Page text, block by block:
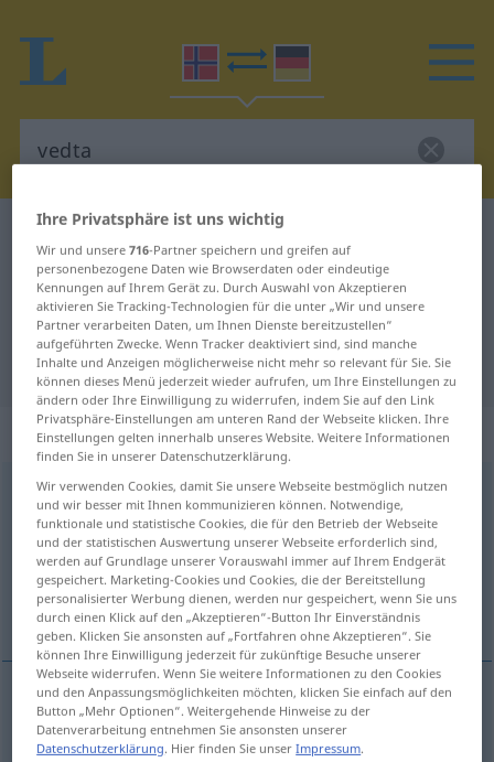
Norwegisch-Deutsch Wörterbuch
Norwegisch-Deutsch Übersetzung
für "vedta"
"vedta" Deutsch Übersetzung
„vedta“: starkes Verb
vedtast
Übersicht aller Übersetzungen
(Für mehr Details die Übersetzung anklicken/antippen)
beschließen, annehmen
beschließen vedta
Ihre Privatsphäre ist uns wichtig
Wir und unsere716-Partner speichern und greifen auf
personenbezogene Daten wie Browserdaten oder eindeutige
Kennungen auf Ihrem Gerät zu. Durch Auswahl von Akzeptieren
aktivieren Sie Tracking-Technologien für die unter „Wir und unsere
Partner verarbeiten Daten, um Ihnen Dienste bereitzustellen“
aufgeführten Zwecke. Wenn Tracker deaktiviert sind, sind manche
Inhalte und Anzeigen möglicherweise nicht mehr so relevant für Sie. Sie
können dieses Menü jederzeit wieder aufrufen, um Ihre Einstellungen zu
ändern oder Ihre Einwilligung zu widerrufen, indem Sie auf den Link
Privatsphäre-Einstellungen am unteren Rand der Webseite klicken. Ihre
Einstellungen gelten innerhalb unseres Website. Weitere Informationen
finden Sie in unserer Datenschutzerklärung.
Wir verwenden Cookies, damit Sie unsere Webseite bestmöglich nutzen
und wir besser mit Ihnen kommunizieren können. Notwendige,
funktionale und statistische Cookies, die für den Betrieb der Webseite
und der statistischen Auswertung unserer Webseite erforderlich sind,
werden auf Grundlage unserer Vorauswahl immer auf Ihrem Endgerät
gespeichert. Marketing-Cookies und Cookies, die der Bereitstellung
personalisierter Werbung dienen, werden nur gespeichert, wenn Sie uns
durch einen Klick auf den „Akzeptieren“-Button Ihr Einverständnis
geben. Klicken Sie ansonsten auf „Fortfahren ohne Akzeptieren“. Sie
können Ihre Einwilligung jederzeit für zukünftige Besuche unserer
Webseite widerrufen. Wenn Sie weitere Informationen zu den Cookies
und den Anpassungsmöglichkeiten möchten, klicken Sie einfach auf den
Button „Mehr Optionen“. Weitergehende Hinweise zu der
Datenverarbeitung entnehmen Sie ansonsten unserer
Datenschutzerklärung. Hier finden Sie unserImpressum.